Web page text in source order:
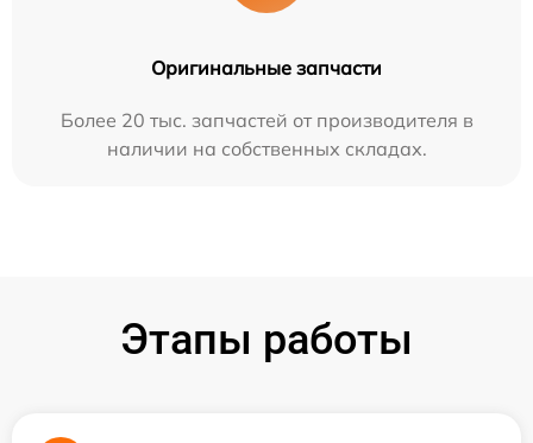
Оригинальные запчасти
Более 20 тыс. запчастей от производителя в
наличии на собственных складах.
Этапы работы